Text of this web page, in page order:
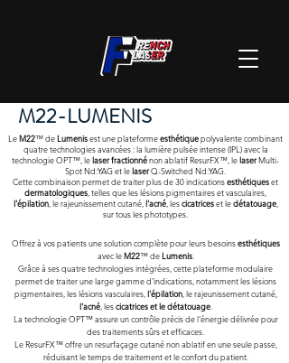
M22-LUMENIS
LeM22™ deLumenisest une plateformeesthétiquepolyvalente combinant
quatre technologies avancées : la lumière pulsée intense (IPL) avec la
technologie OPT™, lelaser fractionnénon ablatif ResurFX™, lelaserMulti-
Spot Nd:YAG et lelaserQ-Switched Nd:YAG.
Cette combinaison permet de traiter plus de 30 indicationsesthétiqueset
dermatologiques , telles que les lésions pigmentaires et vasculaires,
l'épilation, le rajeunissement cutané, l'acné, lescicatriceset ledétatouage,
sur tous les phototypes.​
Offrez à vos patients une solution complète pour leurs besoinsesthétiques
avec leM22™ deLumenis.
Grâce à ses quatre technologies intégrées, cette plateforme modulaire
permet de traiter une large gamme d'indications, notamment les lésions
pigmentaires, les lésions vasculaires, l'épilation, le rajeunissement cutané,
l'acné, lescicatrices et le détatouage.
La technologie OPT™ assure un contrôle précis de l'énergie délivrée pour
des traitements sûrs et efficaces.
Le ResurFX™ offre un resurfaçage cutané non ablatif en une seule passe,
réduisant le temps de traitement et le confort du patient.